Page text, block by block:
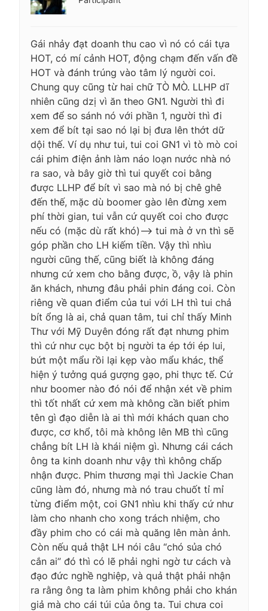
Gái nhảy đạt doanh thu cao vì nó có cái tựa
HOT, có mí cảnh HOT, động chạm đến vấn đề
HOT và đánh trúng vào tâm lý người coi.
Chung quy cũng từ hai chữ TÒ MÒ. LLHP dĩ
nhiên cũng dzị vì ăn theo GN1. Người thì đi
xem để so sánh nó với phần 1, người thì đi
xem để bít tại sao nó lại bị đưa lên thớt dữ
dội thế. Ví dụ như tui, tui coi GN1 vì tò mò coi
cái phim điện ảnh làm náo loạn nước nhà nó
ra sao, và bây giờ thì tui quyết coi bằng
được LLHP để bít vì sao mà nó bị chê ghê
đến thế, mặc dù boomer gào lên đừng xem
phí thời gian, tui vẫn cứ quyết coi cho được
nếu có (mặc dù rất khó)—-> tui mà ở vn thì sẽ
góp phần cho LH kiếm tiền. Vậy thì nhìu
người cũng thế, cũng biết là không đáng
nhưng cứ xem cho bằng được, ồ, vậy là phin
ăn khách, nhưng đâu phải phin đáng coi. Còn
riêng về quan điểm của tui với LH thì tui chả
bít ổng là ai, chả quan tâm, tui chỉ thấy Minh
Thư với Mỹ Duyên đóng rất đạt nhưng phim
thì cứ như cục bột bị người ta ép tới ép lui,
bứt một mẩu rồi lại kẹp vào mẩu khác, thể
hiện ý tưởng quá gượng gạo, phi thực tế. Cứ
như boomer nào đó nói để nhận xét về phim
thì tốt nhất cứ xem mà không cần biết phim
tên gì đạo diễn là ai thì mới khách quan cho
được, cơ khổ, tôi mà không lên MB thì cũng
chẳng bít LH là khái niệm gì. Nhưng cái cách
ông ta kinh doanh như vậy thì không chấp
nhận được. Phim thương mại thì Jackie Chan
cũng làm đó, nhưng mà nó trau chuốt tỉ mỉ
từng điểm một, coi GN1 nhìu khi thấy cứ như
làm cho nhanh cho xong trách nhiệm, cho
đầy phim cho có cái mà quăng lên màn ảnh.
Còn nếu quả thật LH nói câu “chó sủa chó
cắn ai” đó thì có lẽ phải nghi ngờ tư cách và
đạo đức nghề nghiệp, và quả thật phải nhận
ra rằng ông ta làm phim không phải cho khán
giả mà cho cái túi của ông ta. Tui chưa coi